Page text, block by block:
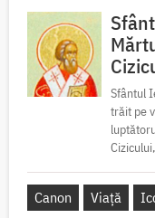
Sfântul
trăit pe
Canon Viață